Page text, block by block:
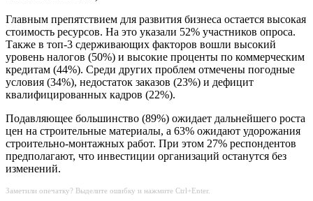
Главным препятствием для развития бизнеса остается высокая
стоимость ресурсов. На это указали 52% участников опроса.
Также в топ-3 сдерживающих факторов вошли высокий
уровень налогов (50%) и высокие проценты по коммерческим
кредитам (44%). Среди других проблем отмечены погодные
условия (34%), недостаток заказов (23%) и дефицит
квалифицированных кадров (22%).
Подавляющее большинство (89%) ожидает дальнейшего роста
цен на строительные материалы, а 63% ожидают удорожания
строительно-монтажных работ. При этом 27% респондентов
предполагают, что инвестиции организаций останутся без
изменений.
Заметили опечатку? Выделите ошибку и нажмите Ctrl+Enter.